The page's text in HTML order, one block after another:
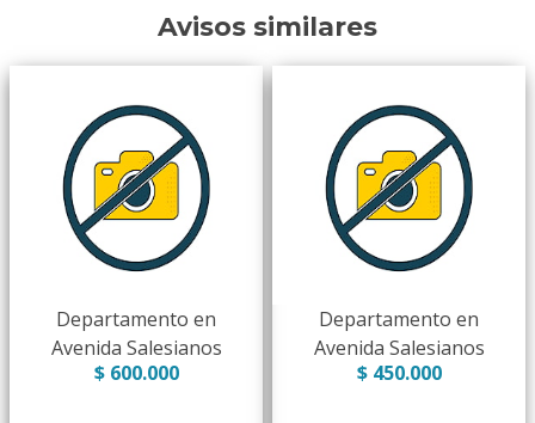
Avisos similares
Departamento en
Avenida Salesianos
$ 600.000
Departamento en
Avenida Salesianos
$ 450.000